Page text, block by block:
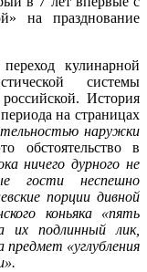
на празднование
кулинарной
системы
История
на страницах
наружки
обстоятельство в
ничего дурного не
гости неспешно
порции дивной
коньяка «пять
их подлинный лик,
«углубления